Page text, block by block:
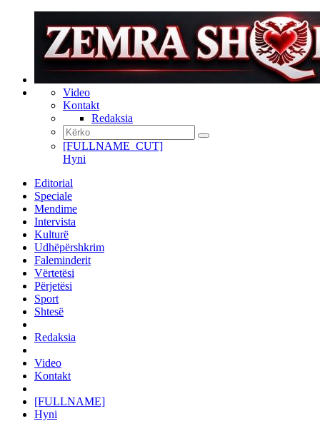
Video
Kontakt
Redaksia
[FULLNAME_CUT]
Hyni
Editorial
Speciale
Mendime
Intervista
Kulturë
Udhëpërshkrim
Faleminderit
Vërtetësi
Përjetësi
Sport
Shtesë
Redaksia
Video
Kontakt
[FULLNAME]
Hyni